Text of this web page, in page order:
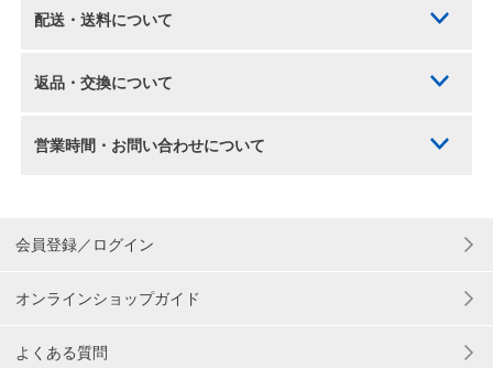
配送・送料について
返品・交換について
営業時間・お問い合わせについて
会員登録／ログイン
オンラインショップガイド
よくある質問